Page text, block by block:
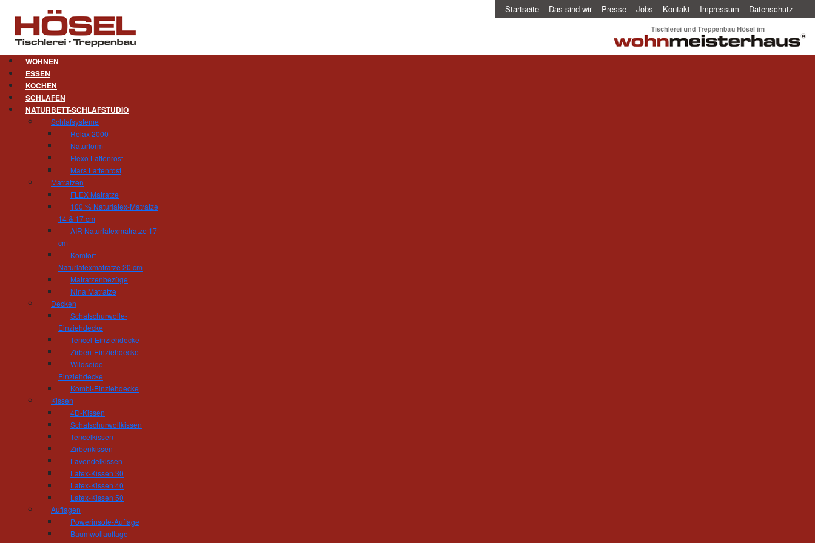
Startseite Das sind wir Presse Jobs Kontakt Impressum Datenschutz
WOHNEN
ESSEN
KOCHEN
SCHLAFEN
NATURBETT-SCHLAFSTUDIO
Schlafsysteme
Relax 2000
Naturform
Flexo Lattenrost
Mars Lattenrost
Matratzen
FLEX Matratze
100 % Naturlatex-Matratze
14 & 17 cm
AIR Naturlatexmatratze 17
cm
Komfort-
Naturlatexmatratze 20 cm
Matratzenbezüge
Nina Matratze
Decken
Schafschurwolle-
Einziehdecke
Tencel-Einziehdecke
Zirben-Einziehdecke
Wildseide-
Einziehdecke
Kombi-Einziehdecke
Kissen
4D-Kissen
Schafschurwollkissen
Tencelkissen
Zirbenkissen
Lavendelkissen
Latex-Kissen 30
Latex-Kissen 40
Latex-Kissen 50
Auflagen
Powerinsole-Auflage
Baumwollauflage
regional | nachhaltig | Tischlerei Hösel
Liebe Besucherinnen, liebe Besucher,
Weg zu uns gefunden haben. Hier können Sie sich einen ersten Eindruck über uns und unsere Arbeit
Unternehmenskonzept und die Zufriedenheit unserer Kund:innen im Mittelpunkt stehen.
Schon heute laden wir Sie ein, uns auch einmal ganz persönlich im WOHNMEISTERHAUS zu besuchen,
um sich von uns und unserer Philosophie zu überzeugen. Es erwartet Sie eine über 200m² große
Wohnausstellung, in der wir Sie zu Ihren ganz persönlichen Wohnvorstellungen beraten. Hier können
Sie verschiedene Hölzer in Augenschein nehmen, passende Materialien und Farben aussuchen und an
vielen Wohnbeispielen die Funktion des neuen Möbelstücks ausprobieren.
Mit wohnmeisterlichen Grüßen